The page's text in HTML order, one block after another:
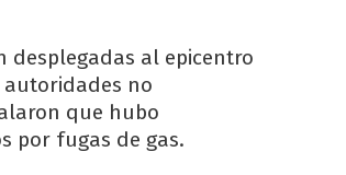
desplegadas al epicentro
autoridades no
que hubo
por fugas de gas.